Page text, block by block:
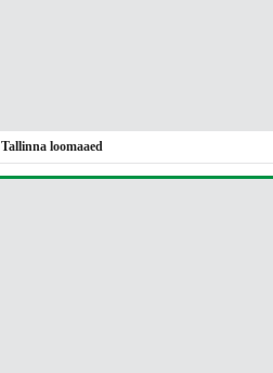
Tallinna loomaaed